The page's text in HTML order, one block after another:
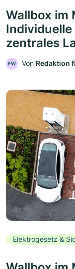
Wallbox im
zentrales
FW Von Redaktion
Elektrogesetz &